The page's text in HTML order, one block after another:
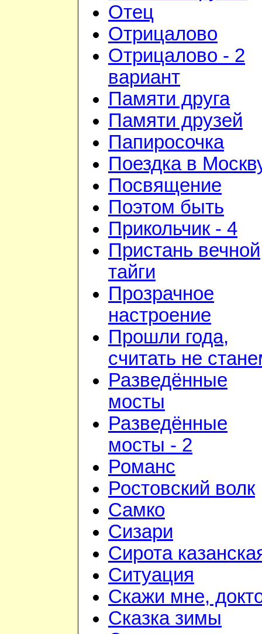
Отец
Отрицалово
Отрицалово - 2
вариант
Памяти друга
Памяти друзей
Папиросочка
Поездка в
Посвящение
Поэтом быть
Прикольчик - 4
Пристань вечной
тайги
Прозрачное
настроение
Прошли года,
считать не
Разведённые
мосты
Разведённые
мосты - 2
Романс
Ростовский волк
Самко
Сизари
Сирота
Ситуация
Скажи мне,
Сказка зимы